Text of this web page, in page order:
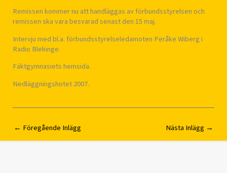
Remissen kommer nu att handläggas av förbundsstyrelsen och
remissen ska vara besvarad senast den 15 maj.
Intervju med bl.a. förbundsstyrelseledamoten Peråke Wiberg i
Radio Blekinge.
Fäktgymnasiets hemsida.
Nedläggningshotet 2007.
← Föregående Inlägg Nästa Inlägg →